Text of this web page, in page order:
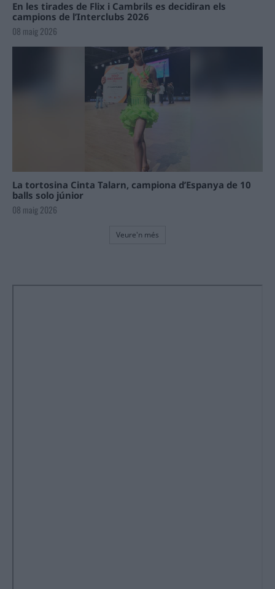
En les tirades de Flix i Cambrils es decidiran els
campions de l’Interclubs 2026
08 maig 2026
La tortosina Cinta Talarn, campiona d’Espanya de 10
balls solo júnior
08 maig 2026
Veure'n més